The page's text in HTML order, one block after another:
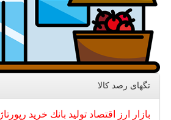
تگهای رصد كالا
بازار ارز اقتصاد تولید بانك خرید رپورتاژ